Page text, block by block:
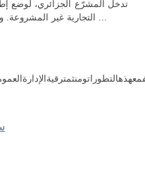
تدخل المشرّع الجزائري، لوضع
التجارية غير المشروعة. وفي هذا السياق، جاء القانون رقم 09-03 المتعلق بحماية المستهلك وقمع الغش، كآلية قانونية ...